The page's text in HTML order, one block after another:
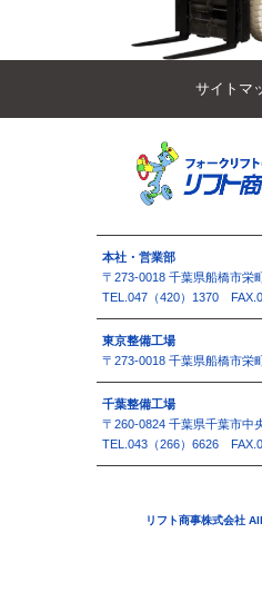
サイトマ
本社・営業部
〒273-0018 千葉県船橋市栄
TEL.047（420）1370
東京整備工場
〒273-0018 千葉県船橋市栄
千葉整備工場
〒260-0824 千葉県千葉市中
TEL.043（266）6626
リフト商事株式会社